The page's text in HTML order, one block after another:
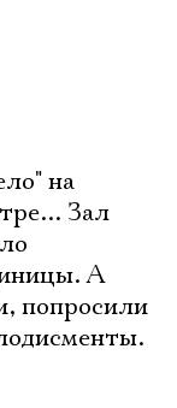
на
Зал
А
попросили